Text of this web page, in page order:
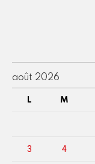
août 2026
L M
3 4